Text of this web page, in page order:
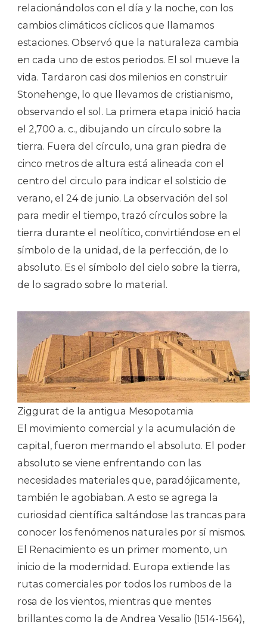
relacionándolos con el día y la noche, con los
cambios climáticos cíclicos que llamamos
estaciones. Observó que la naturaleza cambia
en cada uno de estos periodos. El sol mueve la
vida. Tardaron casi dos milenios en construir
Stonehenge, lo que llevamos de cristianismo,
observando el sol. La primera etapa inició hacia
el 2,700 a. c., dibujando un círculo sobre la
tierra. Fuera del círculo, una gran piedra de
cinco metros de altura está alineada con el
centro del circulo para indicar el solsticio de
verano, el 24 de junio. La observación del sol
para medir el tiempo, trazó círculos sobre la
tierra durante el neolítico, convirtiéndose en el
símbolo de la unidad, de la perfección, de lo
absoluto. Es el símbolo del cielo sobre la tierra,
de lo sagrado sobre lo material.
Ziggurat de la antigua Mesopotamia
El movimiento comercial y la acumulación de
capital, fueron mermando el absoluto. El poder
absoluto se viene enfrentando con las
necesidades materiales que, paradójicamente,
también le agobiaban. A esto se agrega la
curiosidad científica saltándose las trancas para
conocer los fenómenos naturales por sí mismos.
El Renacimiento es un primer momento, un
inicio de la modernidad. Europa extiende las
rutas comerciales por todos los rumbos de la
rosa de los vientos, mientras que mentes
brillantes como la de Andrea Vesalio (1514-1564),